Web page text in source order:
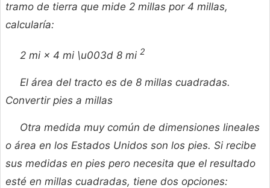
tramo de tierra que mide 2 millas por 4 millas,
calcularía:
2 mi × 4 mi \u003d 8 mi 2
El área del tracto es de 8 millas cuadradas.
Convertir pies a millas
Otra medida muy común de dimensiones lineales
o área en los Estados Unidos son los pies. Si recibe
sus medidas en pies pero necesita que el resultado
esté en millas cuadradas, tiene dos opciones: